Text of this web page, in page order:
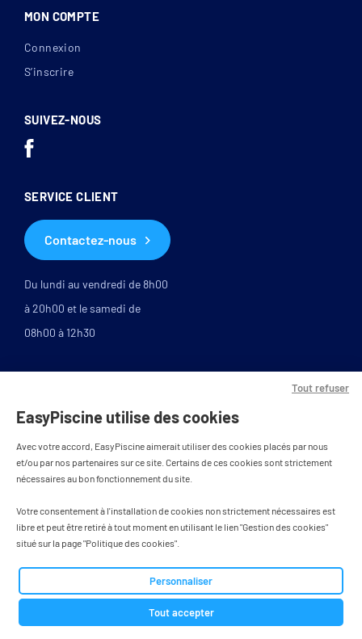
EasyPiscine utilise des cookies
Avec votre accord, EasyPiscine aimerait utiliser des cookies placés par nous
et/ou par nos partenaires sur ce site. Certains de ces cookies sont strictement
nécessaires au bon fonctionnement du site.
Votre consentement à l'installation de cookies non strictement nécessaires est
libre et peut être retiré à tout moment en utilisant le lien "Gestion des cookies"
situé sur la page "Politique des cookies".
Tout accepter
Tout refuser
Personnaliser
MON COMPTE
Connexion
S’inscrire
SUIVEZ-NOUS
SERVICE CLIENT
Contactez-nous
Du lundi au vendredi de 8h00
à 20h00 et le samedi de
08h00 à 12h30
Tous droits réservés - designed by
PAIEMENT SÉCURISÉ